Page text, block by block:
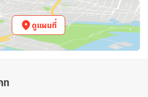
ดูแผนที่
ท